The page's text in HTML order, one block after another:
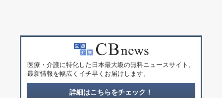
医療・介護に特化した日本最大級の無料ニュースサイト。
最新情報を幅広くイチ早くお届けします。
詳細はこちらをチェック！